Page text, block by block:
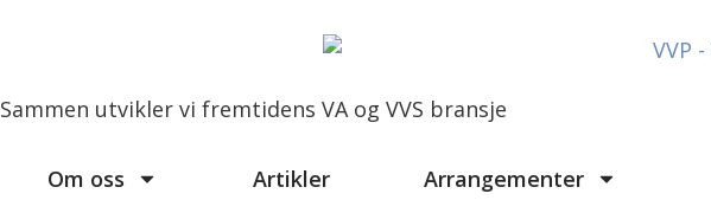
Sammen utvikler vi fremtidens VA og VVS bransje
Om oss Artikler Arrangementer